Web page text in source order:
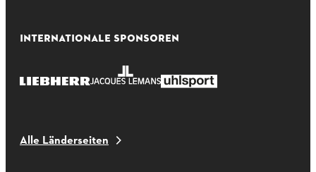
INTERNATIONALE SPONSOREN
Alle Länderseiten